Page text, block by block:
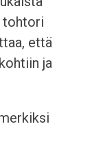
tohtori
että
ja